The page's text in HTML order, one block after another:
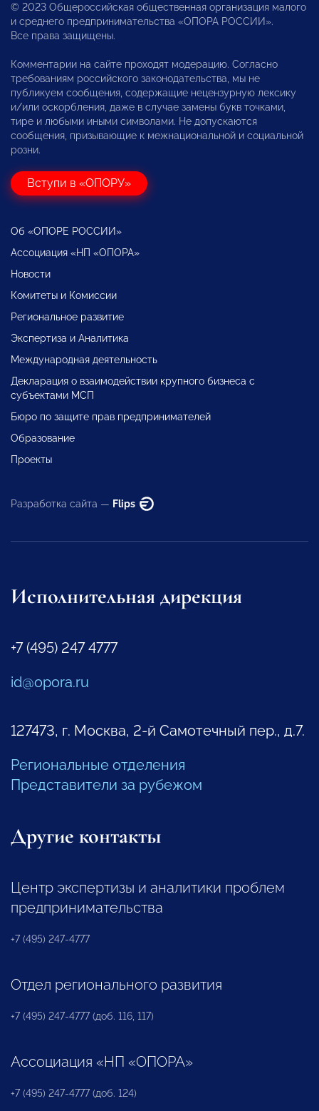
© 2023 Общероссийская общественная организация малого
и среднего предпринимательства «ОПОРА РОССИИ».
Все права защищены.
Комментарии на сайте проходят модерацию. Согласно
требованиям российского законодательства, мы не
публикуем сообщения, содержащие нецензурную лексику
и/или оскорбления, даже в случае замены букв точками,
тире и любыми иными символами. Не допускаются
сообщения, призывающие к межнациональной и социальной
розни.
Вступи в «ОПОРУ»
Об «ОПОРЕ РОССИИ»
Ассоциация «НП «ОПОРА»
Новости
Комитеты и Комиссии
Региональное развитие
Экспертиза и Аналитика
Международная деятельность
Декларация о взаимодействии крупного бизнеса с
субъектами МСП
Бюро по защите прав предпринимателей
Образование
Проекты
Разработка сайта — Flips
Исполнительная дирекция
+7 (495) 247 4777
id@opora.ru
127473, г. Москва, 2-й Самотечный пер., д.7.
Региональные отделения
Представители за рубежом
Другие контакты
Центр экспертизы и аналитики проблем
предпринимательства
+7 (495) 247-4777
Отдел регионального развития
+7 (495) 247-4777 (доб. 116, 117)
Ассоциация «НП «ОПОРА»
+7 (495) 247-4777 (доб. 124)